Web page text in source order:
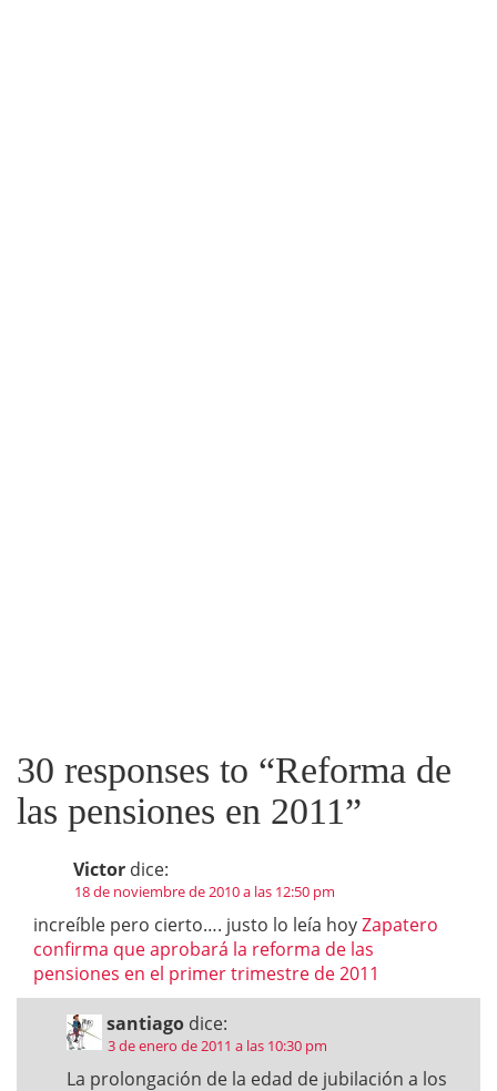
30 responses to “Reforma de
las pensiones en 2011”
Victor dice:
18 de noviembre de 2010 a las 12:50 pm
increíble pero cierto…. justo lo leía hoyZapatero
confirma que aprobará la reforma de las
pensiones en el primer trimestre de 2011
santiago dice:
3 de enero de 2011 a las 10:30 pm
La prolongación de la edad de jubilación a los